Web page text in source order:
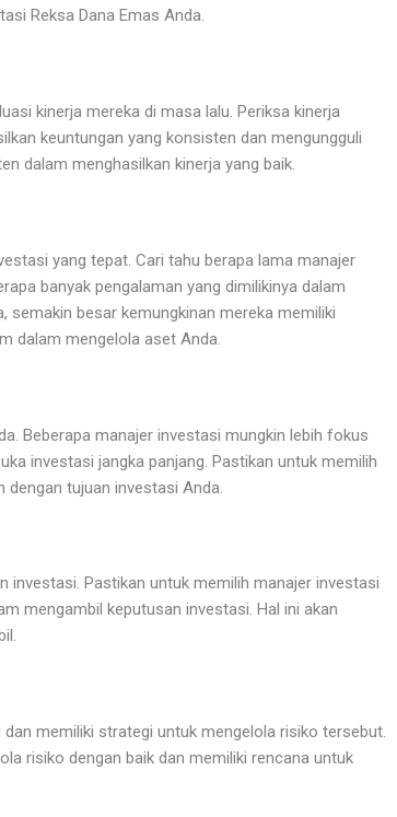
Reksa Dana Emas Anda.
kinerja mereka di masa lalu. Periksa kinerja
keuntungan yang konsisten dan mengungguli
dalam menghasilkan kinerja yang baik.
yang tepat. Cari tahu berapa lama manajer
banyak pengalaman yang dimilikinya dalam
semakin besar kemungkinan mereka memiliki
dalam mengelola aset Anda.
Beberapa manajer investasi mungkin lebih fokus
investasi jangka panjang. Pastikan untuk memilih
tujuan investasi Anda.
Pastikan untuk memilih manajer investasi
mengambil keputusan investasi. Hal ini akan
memiliki strategi untuk mengelola risiko tersebut.
risiko dengan baik dan memiliki rencana untuk